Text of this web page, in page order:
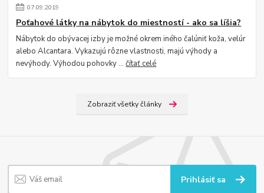
07.09.2019
Poťahové látky na nábytok do miestností - ako sa líšia?
Nábytok do obývacej izby je možné okrem iného čalúniť koža, velúr
alebo Alcantara. Vykazujú rôzne vlastnosti, majú výhody a
nevýhody. Výhodou pohovky ...čítať celé
Zobraziť všetky články
Prihlásiť sa